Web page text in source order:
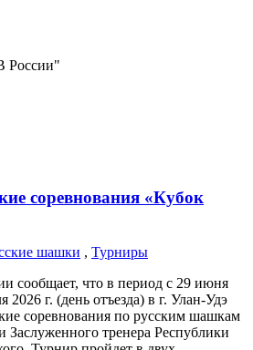
России"
соревнования «Кубок
шашки , Турниры
сообщает, что в период с 29 июня
2026 г. (день отъезда) в г. Улан-Удэ
соревнования по русским шашкам
Заслуженного тренера Республики